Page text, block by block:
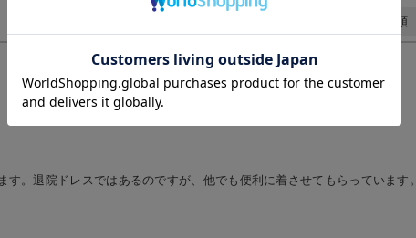
評価順
。退院ドレスではあるのですが、他でも便利に着させてもらっています。
お気に入り商品を確認する